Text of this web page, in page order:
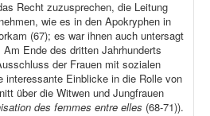
Recht zuzusprechen, die Leitung
wie es in den Apokryphen in
(67); es war ihnen auch untersagt
Ende des dritten Jahrhunderts
der Frauen mit sozialen
interessante Einblicke in die Rolle von
über die Witwen und Jungfrauen
des femmes entre elles (68-71)).